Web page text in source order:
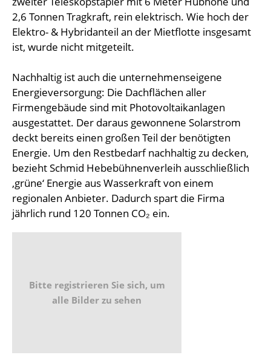
2,6 Tonnen Tragkraft, rein elektrisch. Wie hoch der
Elektro- & Hybridanteil an der Mietflotte insgesamt
ist, wurde nicht mitgeteilt.
Nachhaltig ist auch die unternehmenseigene
Energieversorgung: Die Dachflächen aller
Firmengebäude sind mit Photovoltaikanlagen
ausgestattet. Der daraus gewonnene Solarstrom
deckt bereits einen großen Teil der benötigten
Energie. Um den Restbedarf nachhaltig zu decken,
bezieht Schmid Hebebühnenverleih ausschließlich
‚grüne‘ Energie aus Wasserkraft von einem
regionalen Anbieter. Dadurch spart die Firma
jährlich rund 120 Tonnen CO₂ ein.
Bitte registrieren Sie sich, um
alle Bilder zu sehen